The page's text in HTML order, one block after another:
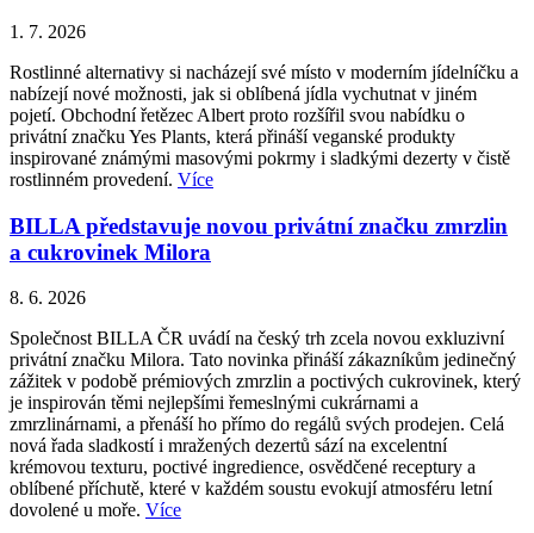
1. 7. 2026
Rostlinné alternativy si nacházejí své místo v moderním jídelníčku a
nabízejí nové možnosti, jak si oblíbená jídla vychutnat v jiném
pojetí. Obchodní řetězec Albert proto rozšířil svou nabídku o
privátní značku Yes Plants, která přináší veganské produkty
inspirované známými masovými pokrmy i sladkými dezerty v čistě
rostlinném provedení. Více
BILLA představuje novou privátní značku zmrzlin
a cukrovinek Milora
8. 6. 2026
Společnost BILLA ČR uvádí na český trh zcela novou exkluzivní
privátní značku Milora. Tato novinka přináší zákazníkům jedinečný
zážitek v podobě prémiových zmrzlin a poctivých cukrovinek, který
je inspirován těmi nejlepšími řemeslnými cukrárnami a
zmrzlinárnami, a přenáší ho přímo do regálů svých prodejen. Celá
nová řada sladkostí i mražených dezertů sází na excelentní
krémovou texturu, poctivé ingredience, osvědčené receptury a
oblíbené příchutě, které v každém soustu evokují atmosféru letní
dovolené u moře. Více